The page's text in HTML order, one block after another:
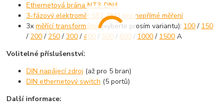
Ethernetová brána NT3-DN4
3-fázový elektroměr SE1-PM3 pro nepřímé měření
3xměřící transformátor(vyberte prosím variantu): 100/ 150
/ 200/ 250/300/400 / 500 / 600 / 1000/ 1500 A
Volitelné příslušenství:
DIN napájecí zdroj (až pro 5 bran)
DIN ethernetový switch (5 portů)
Další informace: